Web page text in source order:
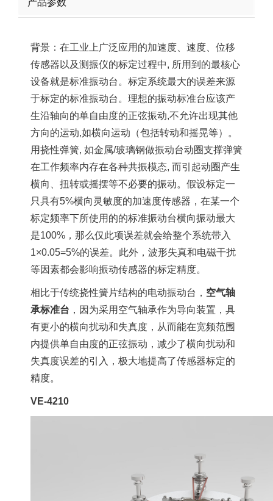
背景：在工业上广泛应用的加速度、速度、位移
传感器以及测振仪的标定过程中, 所用到的最核心
设备就是标准振动台。标定系统最大的误差来源
于标定的标准振动台。理想的振动标准台应该产
生沿轴向的单自由度的正弦振动,不允许出现其他
方向的运动,如横向运动（包括转动和摇晃等）。
用挠性弹簧, 如金属/玻璃钢做振动台动圈支撑弹簧
在工作频率内存在各种共振模态, 而引起动圈产生
横向、扭转或摇摆等不必要的振动。假设标定一
只具有5%横向灵敏度的加速度传感器，在某一个
标定频率下所使用的的标准振动台横向振动最大
是100%，那么仅此项误差就会给整个系统带入
1×0.05=5%的误差。此外，波形失真和电磁干扰
等因素都会影响振动传感器的标定精度。
相比于传统挠性簧片结构的电动振动台， 空气轴
承标准台 ，因为采用空气轴承作为导向装置，具
有更小的横向扰动和失真度，从而能在宽频范围
内提供单自由度的正弦振动，减少了横向扰动和
失真度误差的引入，极大地提高了传感器标定的
精度。
VE-4210